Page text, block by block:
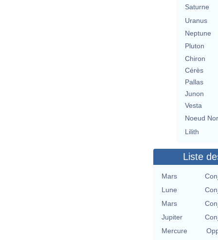
Saturne
Uranus
Neptune
Pluton
Chiron
Cérès
Pallas
Junon
Vesta
Noeud
Lilith
Liste
Mars
Lune
Mars
Jupiter
Mercure